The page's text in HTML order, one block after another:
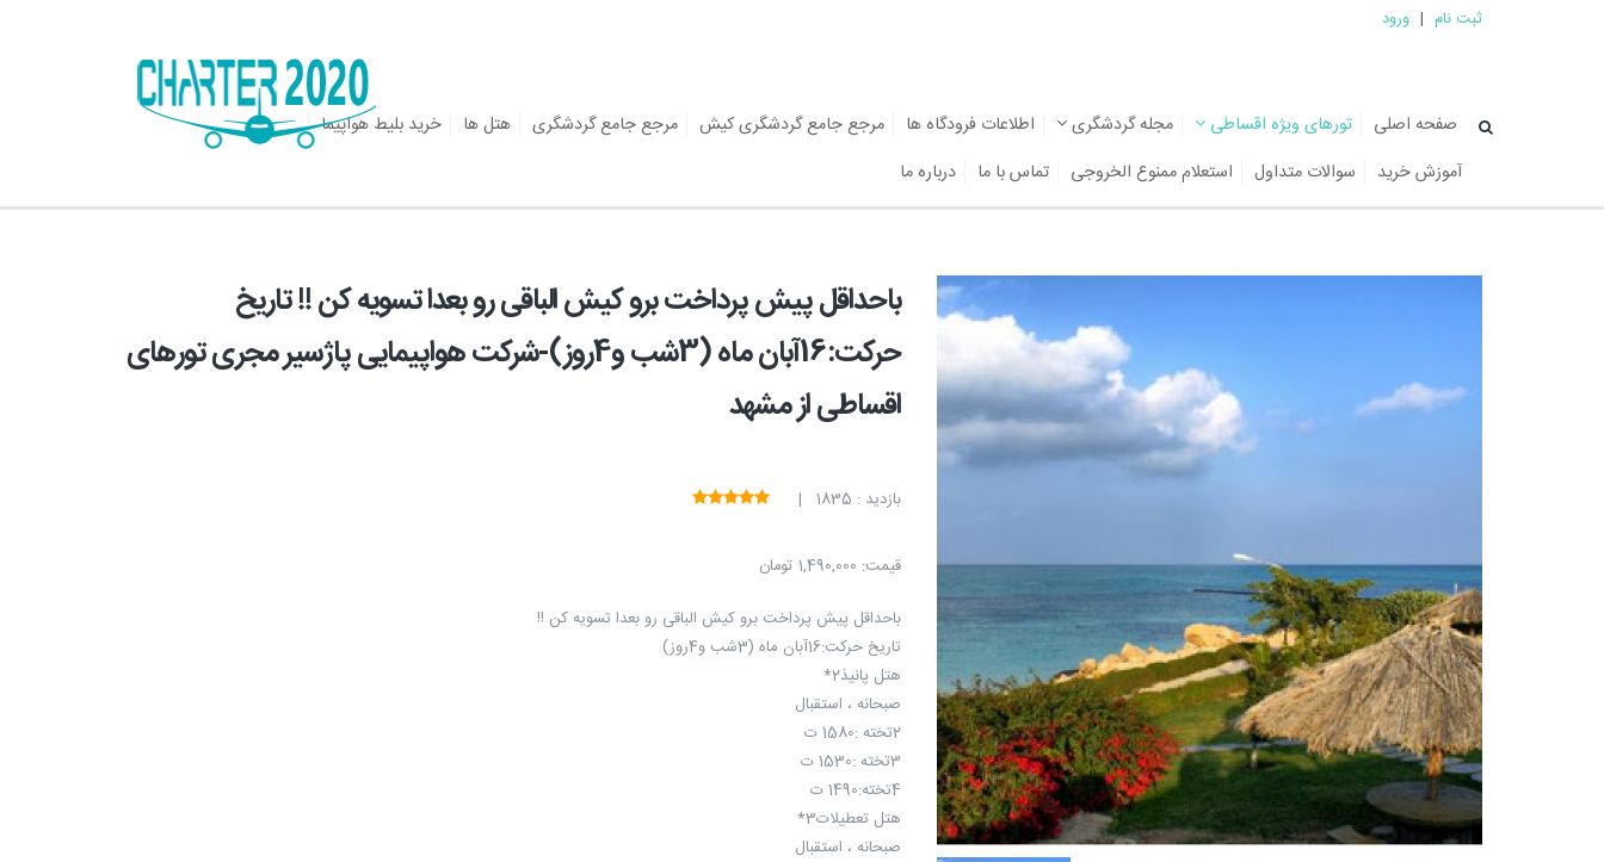
ثبت نام | ورود
صفحه اصلی تورهای ویژه اقساطی مجله گردشگری اطلاعات فرودگاه ها مرجع جامع گردشگری کیش مرجع جامع گردشگری هتل ها
خرید بلیط هواپیما
آموزش خرید
سوالات متداول استعلام ممنوع الخروجی تماس با ما درباره ما
باحداقل پیش پرداخت برو کیش الباقی رو بعدا تسویه کن !! تاریخ
حرکت:16آبان ماه (3شب و4روز)-شرکت هواپیمایی پاژسیر مجری تورهای
اقساطی از مشهد
بازدید : 1835 |
قیمت: 1,490,000 تومان
باحداقل پیش پرداخت برو کیش الباقی رو بعدا تسویه کن !!
تاریخ حرکت:16آبان ماه (3شب و4روز)
هتل پانیذ2*
صبحانه ، استقبال
2تخته :1580 ت
3تخته :1530 ت
4تخته:1490 ت
هتل تعطیلات3*
صبحانه ، استقبال